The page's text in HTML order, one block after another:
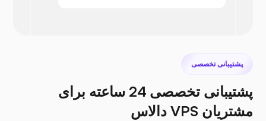
پشتیبانی تخصصی
پشتیبانی تخصصی 24 ساعته برای
مشتریان VPS دالاس